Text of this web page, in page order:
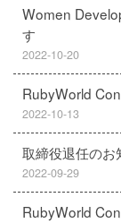
Women
す
2022-10-20
RubyWorld
2022-10-13
取締役退任のお
2022-09-29
RubyWorld